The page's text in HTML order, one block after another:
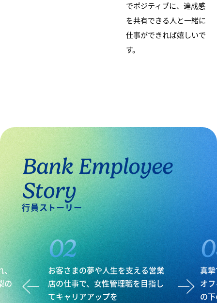
でポジティブに、達成感
を共有できる人と一緒に
仕事ができれば嬉しいで
す。
Bank Employee
Story
行員ストーリー
Previous
、
の
02
お客さまの夢や人生を支える営業
店の仕事で、女性管理職を目指し
てキャリアアップを
真
オ
の
Next